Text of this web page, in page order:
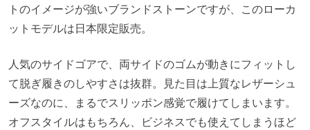
トのイメージが強いブランドストーンですが、このローカ
ットモデルは日本限定販売。
人気のサイドゴアで、両サイドのゴムが動きにフィットし
て脱ぎ履きのしやすさは抜群。見た目は上質なレザーシュ
ーズなのに、まるでスリッポン感覚で履けてしまいます。
オフスタイルはもちろん、ビジネスでも使えてしまうほど